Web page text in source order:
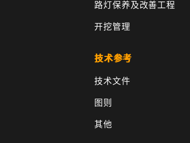
路灯保养及改善工程
开挖管理
技术参考
技术文件
图则
其他